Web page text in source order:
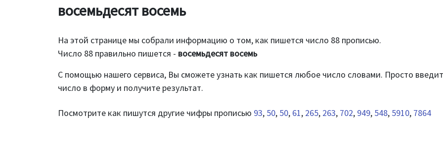
восемьдесят восемь
На этой странице мы собрали информацию о том, как пишется число 88 прописью.
Число 88 правильно пишется - восемьдесят восемь
С помощью нашего сервиса, Вы сможете узнать как пишется любое число словами. Просто
число в форму и получите результат.
Посмотрите как пишутся другие чифры прописью 93, 50, 50, 61, 265, 263, 702, 949, 548, 5910, 7864